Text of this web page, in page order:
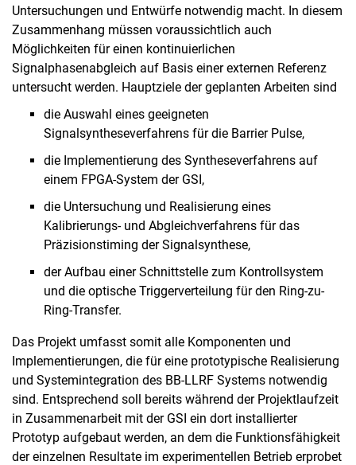
Untersuchungen und Entwürfe notwendig macht. In diesem
Zusammenhang müssen voraussichtlich auch
Möglichkeiten für einen kontinuierlichen
Signalphasenabgleich auf Basis einer externen Referenz
untersucht werden. Hauptziele der geplanten Arbeiten sind
die Auswahl eines geeigneten
Signalsyntheseverfahrens für die Barrier Pulse,
die Implementierung des Syntheseverfahrens auf
einem FPGA-System der GSI,
die Untersuchung und Realisierung eines
Kalibrierungs- und Abgleichverfahrens für das
Präzisionstiming der Signalsynthese,
der Aufbau einer Schnittstelle zum Kontrollsystem
und die optische Triggerverteilung für den Ring-zu-
Ring-Transfer.
Das Projekt umfasst somit alle Komponenten und
Implementierungen, die für eine prototypische Realisierung
und Systemintegration des BB-LLRF Systems notwendig
sind. Entsprechend soll bereits während der Projektlaufzeit
in Zusammenarbeit mit der GSI ein dort installierter
Prototyp aufgebaut werden, an dem die Funktionsfähigkeit
der einzelnen Resultate im experimentellen Betrieb erprobet